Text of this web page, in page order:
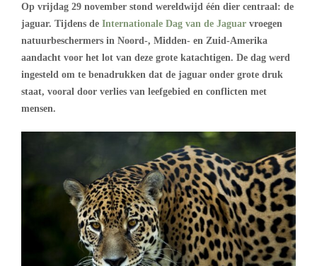
Op vrijdag 29 november stond wereldwijd één dier centraal: de
jaguar. Tijdens de Internationale Dag van de Jaguar vroegen
natuurbeschermers in Noord-, Midden- en Zuid-Amerika
aandacht voor het lot van deze grote katachtigen. De dag werd
ingesteld om te benadrukken dat de jaguar onder grote druk
staat, vooral door verlies van leefgebied en conflicten met
mensen.